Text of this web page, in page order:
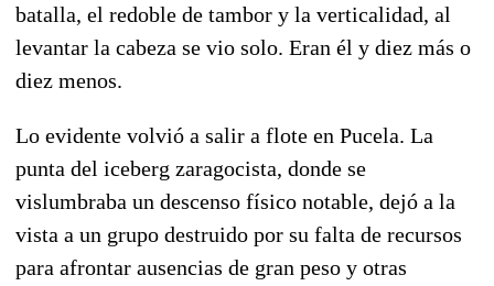
batalla, el redoble de tambor y la verticalidad, al
levantar la cabeza se vio solo. Eran él y diez más o
diez menos.
Lo evidente volvió a salir a flote en Pucela. La
punta del iceberg zaragocista, donde se
vislumbraba un descenso físico notable, dejó a la
vista a un grupo destruido por su falta de recursos
para afrontar ausencias de gran peso y otras